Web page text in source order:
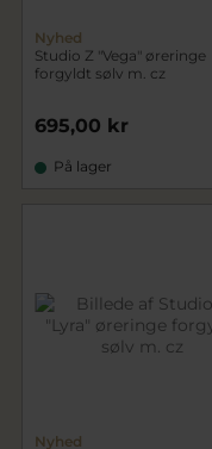
Nyhed
Studio Z "Vega" øreringe
forgyldt sølv m. cz
695,00 kr
På lager
Nyhed